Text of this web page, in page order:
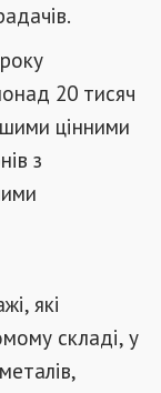
20 тисяч
цінними
з
які
складі, у